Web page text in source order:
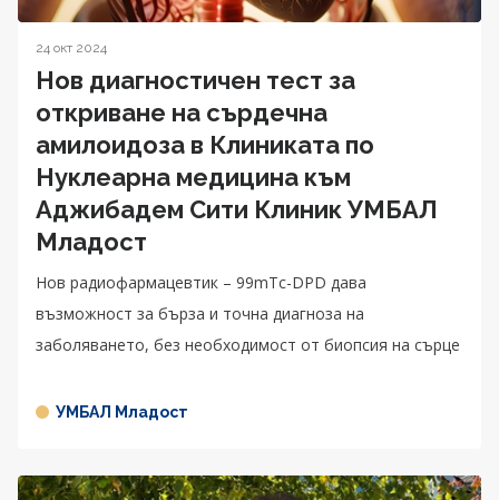
24 окт 2024
Нов диагностичен тест за
откриване на сърдечна
амилоидоза в Клиниката по
Нуклеарна медицина към
Аджибадем Сити Клиник УМБАЛ
Младост
Нов радиофармацевтик – 99mTc-DPD дава
възможност за бърза и точна диагноза на
заболяването, без необходимост от биопсия на сърце
УМБАЛ Младост